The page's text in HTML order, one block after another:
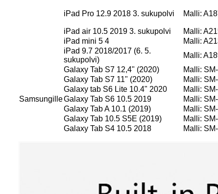
iPad Pro 12.9 2018 3. sukupolvi Malli:
iPad air 10.5 2019 3. sukupolvi
Malli:
iPad mini 5 4
Malli:
iPad 9.7 2018/2017 (6. 5.
sukupolvi)
Malli:
Samsungille
Galaxy Tab S7 12,4" (2020)
Malli:
Galaxy Tab S7 11" (2020)
Malli:
Galaxy tab S6 Lite 10.4" 2020
Malli:
Galaxy Tab S6 10.5 2019
Malli:
Galaxy Tab A 10.1 (2019)
Malli:
Galaxy Tab 10.5 S5E (2019)
Malli:
Galaxy Tab S4 10.5 2018
Malli: